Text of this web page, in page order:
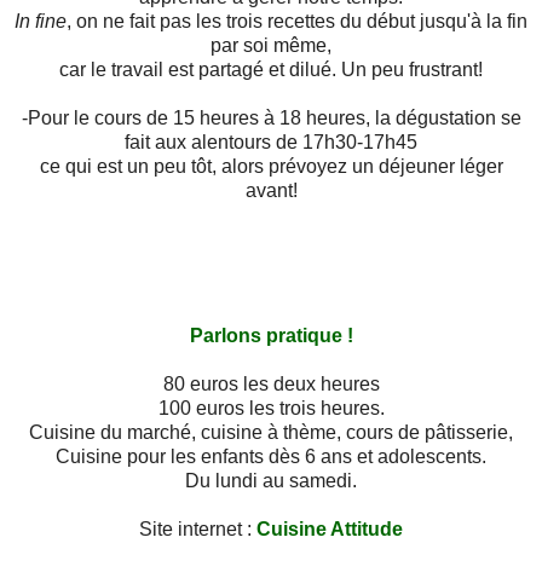
In fine, on ne fait pas les trois recettes du début jusqu'à la fin
par soi même,
car le travail est partagé et dilué. Un peu frustrant!
-Pour le cours de 15 heures à 18 heures, la dégustation se
fait aux alentours de 17h30-17h45
ce qui est un peu tôt, alors prévoyez un déjeuner léger
avant!
Parlons pratique !
80 euros les deux heures
100 euros les trois heures.
Cuisine du marché, cuisine à thème, cours de pâtisserie,
Cuisine pour les enfants dès 6 ans et adolescents.
Du lundi au samedi.
Site internet : Cuisine Attitude